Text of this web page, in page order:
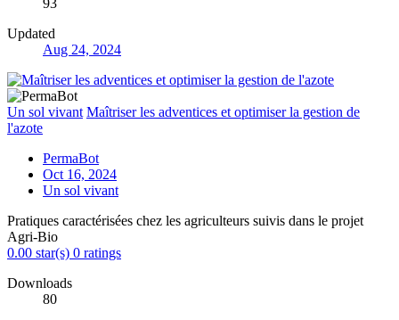
Updated
Aug 24, 2024
Un sol vivant Maîtriser les adventices et optimiser la gestion de
l'azote
PermaBot
Oct 16, 2024
Un sol vivant
Pratiques caractérisées chez les agriculteurs suivis dans le projet
Agri-Bio
0.00 star(s) 0 ratings
Downloads
80